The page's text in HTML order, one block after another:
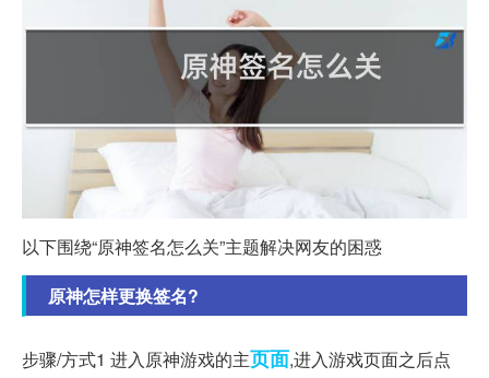
以下围绕“原神签名怎么关”主题解决网友的困惑
原神怎样更换签名?
步骤/方式1 进入原神游戏的主页面,进入游戏页面之后点